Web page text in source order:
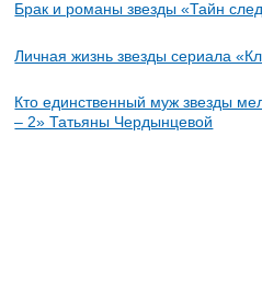
Брак и романы звезды «Тайн
Личная жизнь звезды сериала
Кто единственный муж звезды
– 2» Татьяны Чердынцевой